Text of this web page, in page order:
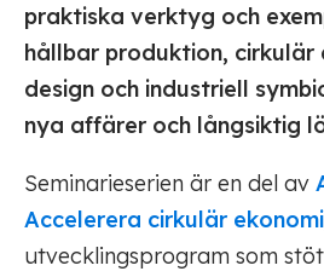
praktiska verktyg och
hållbar produktion, cirkulär
design och industriell
nya affärer och långsiktig
Seminarieserien är en del av
Accelerera cirkulär ekonomi
utvecklingsprogram som